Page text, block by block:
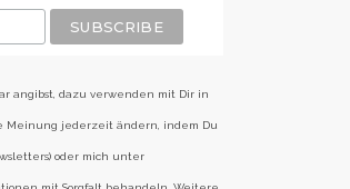
angibst, dazu verwenden mit Dir in
Meinung jederzeit ändern, indem Du
oder mich unter